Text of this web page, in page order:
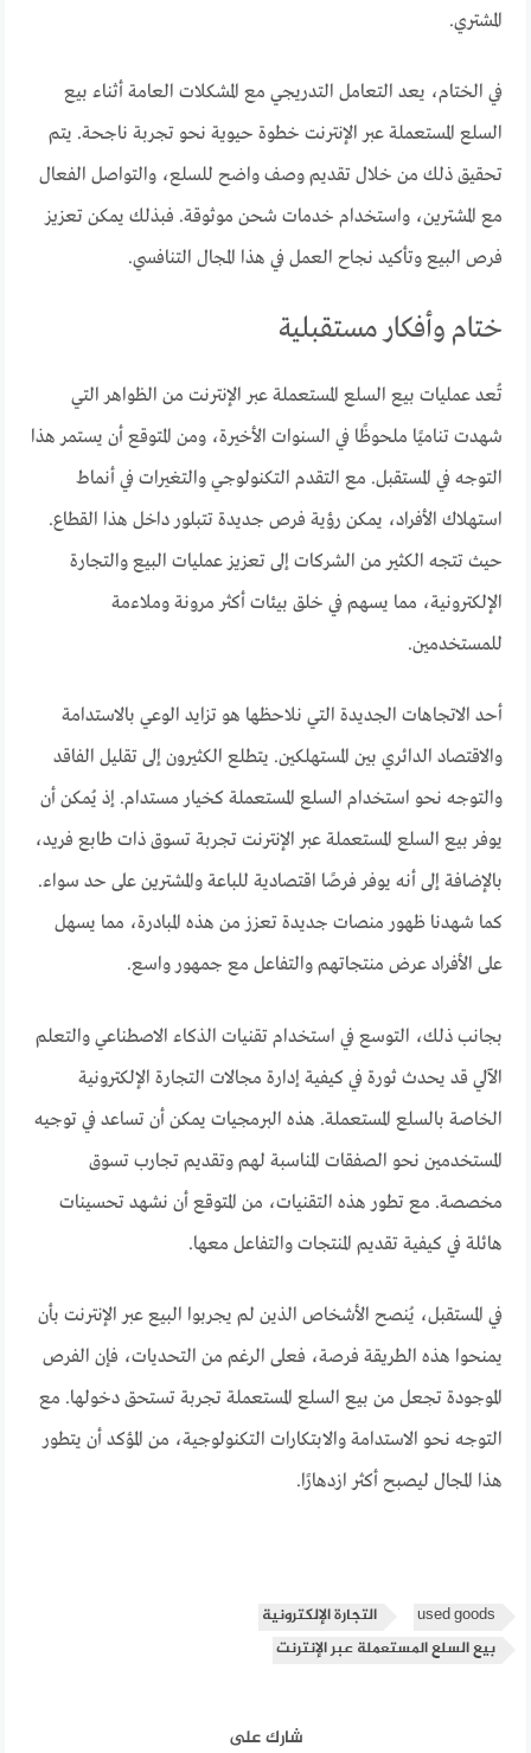
المشتري.
في الختام، يعد التعامل التدريجي مع المشكلات العامة أثناء بيع
السلع المستعملة عبر الإنترنت خطوة حيوية نحو تجربة ناجحة. يتم
تحقيق ذلك من خلال تقديم وصف واضح للسلع، والتواصل الفعال
مع المشترين، واستخدام خدمات شحن موثوقة. فبذلك يمكن تعزيز
فرص البيع وتأكيد نجاح العمل في هذا المجال التنافسي.
ختام وأفكار مستقبلية
تُعد عمليات بيع السلع المستعملة عبر الإنترنت من الظواهر التي
شهدت تناميًا ملحوظًا في السنوات الأخيرة، ومن المتوقع أن يستمر هذا
التوجه في المستقبل. مع التقدم التكنولوجي والتغيرات في أنماط
استهلاك الأفراد، يمكن رؤية فرص جديدة تتبلور داخل هذا القطاع.
حيث تتجه الكثير من الشركات إلى تعزيز عمليات البيع والتجارة
الإلكترونية، مما يسهم في خلق بيئات أكثر مرونة وملاءمة
للمستخدمين.
أحد الاتجاهات الجديدة التي نلاحظها هو تزايد الوعي بالاستدامة
والاقتصاد الدائري بين المستهلكين. يتطلع الكثيرون إلى تقليل الفاقد
والتوجه نحو استخدام السلع المستعملة كخيار مستدام. إذ يُمكن أن
يوفر بيع السلع المستعملة عبر الإنترنت تجربة تسوق ذات طابع فريد،
بالإضافة إلى أنه يوفر فرصًا اقتصادية للباعة والمشترين على حد سواء.
كما شهدنا ظهور منصات جديدة تعزز من هذه المبادرة، مما يسهل
على الأفراد عرض منتجاتهم والتفاعل مع جمهور واسع.
بجانب ذلك، التوسع في استخدام تقنيات الذكاء الاصطناعي والتعلم
الآلي قد يحدث ثورة في كيفية إدارة مجالات التجارة الإلكترونية
الخاصة بالسلع المستعملة. هذه البرمجيات يمكن أن تساعد في توجيه
المستخدمين نحو الصفقات المناسبة لهم وتقديم تجارب تسوق
مخصصة. مع تطور هذه التقنيات، من المتوقع أن نشهد تحسينات
هائلة في كيفية تقديم المنتجات والتفاعل معها.
في المستقبل، يُنصح الأشخاص الذين لم يجربوا البيع عبر الإنترنت بأن
يمنحوا هذه الطريقة فرصة، فعلى الرغم من التحديات، فإن الفرص
الموجودة تجعل من بيع السلع المستعملة تجربة تستحق دخولها. مع
التوجه نحو الاستدامة والابتكارات التكنولوجية، من المؤكد أن يتطور
هذا المجال ليصبح أكثر ازدهارًا.
used goods
التجارة الإلكترونية
بيع السلع المستعملة عبر الإنترنت
شارك على